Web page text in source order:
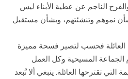
والفرح الناجم عن عطية الأبناء ليس
نموهم وتنشئتهم، وبشأن مستقبل
العائلة فحسب لتصير فسحة مميزة
الجماعة المسيحية وكل العمل
التي تقترحها العائلة. ينبغي ألا تُبعد